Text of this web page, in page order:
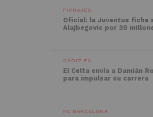
FICHAJES
Oficial: la Juventus ficha
Alajbegovic por 30
CÁDIZ FC
El Celta envía a Damián
para impulsar su carrera
FC BARCELONA